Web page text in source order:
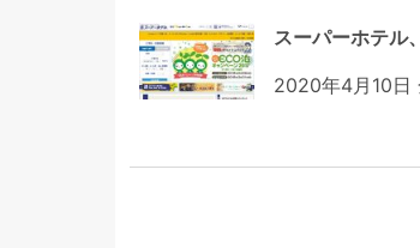
スーパーホテル
2020年4月10日